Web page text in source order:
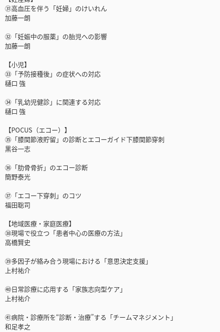
㉛高血圧を伴う「妊婦」のけいれん
加藤一朗
㉜「妊娠中の服薬」の胎児への影響
加藤一朗
【小児】
㉝「予防接種後」の症状への対応
樋口 強
㉞「乳幼児健診」に関連する対応
樋口 強
【POCUS（エコー）】
㉟「膝関節液貯留」の診断とエコーガイド下膝関節穿刺
黒谷一志
㊱「肋骨骨折」のエコー診断
簡野泰光
㊲「エコー下穿刺」のコツ
福田聡司
【地域医療・家庭医療】
㊳現場で役立つ「患者中心の医療の方法」
高橋賢史
㊴多因子が絡み合う現場における「意思決定支援」
上村祐介
㊵日常診療に応用する「家族志向型ケア」
上村祐介
㊶病院・診療所を“診断・治療”する「チームマネジメント」
和足孝之